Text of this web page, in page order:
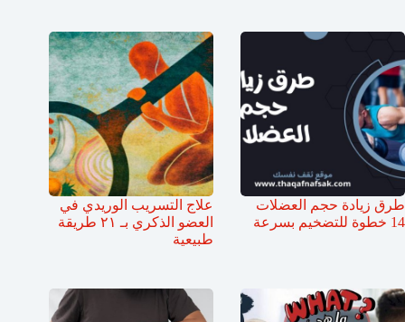
طرق زيادة حجم العضلات
14 خطوة للتضخيم بسرعة
علاج التسريب الوريدي في
العضو الذكري بـ ٢١ طريقة
طبيعية